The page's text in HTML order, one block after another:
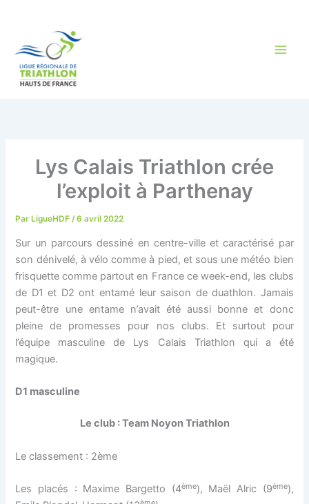
Lys Calais Triathlon crée
l’exploit à Parthenay
ParLigueHDF /6 avril 2022
Sur un parcours dessiné en centre-ville et caractérisé par
son dénivelé, à vélo comme à pied, et sous une météo bien
frisquette comme partout en France ce week-end, les clubs
de D1 et D2 ont entamé leur saison de duathlon. Jamais
peut-être une entame n’avait été aussi bonne et donc
pleine de promesses pour nos clubs. Et surtout pour
l’équipe masculine de Lys Calais Triathlon qui a été
magique.
D1 masculine
Le club : Team Noyon Triathlon
Le classement : 2ème
Les placés : Maxime Bargetto (4ème), Maël Alric (9ème),